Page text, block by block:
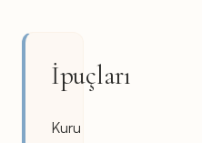
İpuçları
Kuru